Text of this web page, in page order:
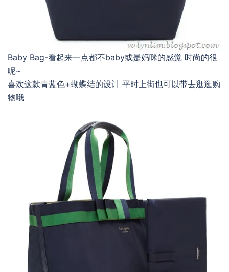
Baby Bag-看起来一点都不baby或是妈咪的感觉 时尚的很
呢~
喜欢这款青蓝色+蝴蝶结的设计 平时上街也可以带去逛逛购
物哦